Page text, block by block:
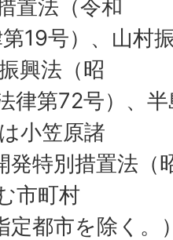
置法（令和
）、山村振
興法（昭
72号）、半島
小笠原諸
措置法（昭
市町村
を除く。）